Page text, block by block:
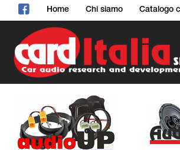
Home Chi siamo Catalogo